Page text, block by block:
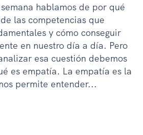
hablamos de por qué
las competencias que
y cómo conseguir
en nuestro día a día. Pero
esa cuestión debemos
es empatía. La empatía es la
permite entender...